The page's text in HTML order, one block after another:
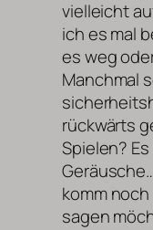
vielleicht
ich es mal
es weg
Manchmal
rückwärts
Spielen?
komm
sagen